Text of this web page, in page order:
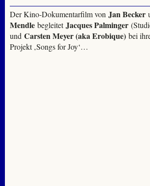
Der Kino-Dokumentarfilm von Jan Becker
Mendle begleitetJacques Palminger
und Carsten Meyer (aka Erobique) bei
Projekt ‚Songs for Joy‘…